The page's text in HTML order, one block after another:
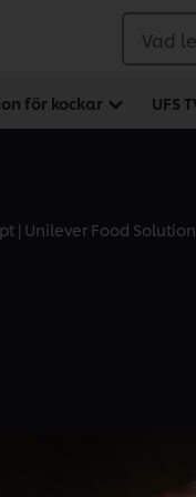
Vad
för kockar UFS
| Unilever Food